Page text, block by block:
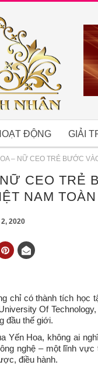
ĐỘNG GIẢI
– NỮ CEO TRẺ BƯỚC
CEO TRẺ
NAM
2, 2020
chỉ có thành tích học
Of
đầu thế giới.
Yến Hoa, không ai
nghệ – một lĩnh
điều hành.